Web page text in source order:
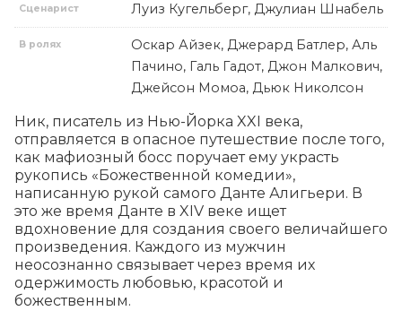
Сценарист Луиз Кугельберг, Джулиан Шнабель
В ролях
Оскар Айзек, Джерард Батлер, Аль
Пачино, Галь Гадот, Джон Малкович,
Джейсон Момоа, Дьюк Николсон
Ник, писатель из Нью-Йорка XXI века,
отправляется в опасное путешествие после того,
как мафиозный босс поручает ему украсть
рукопись «Божественной комедии»,
написанную рукой самого Данте Алигьери. В
это же время Данте в XIV веке ищет
вдохновение для создания своего величайшего
произведения. Каждого из мужчин
неосознанно связывает через время их
одержимость любовью, красотой и
божественным.